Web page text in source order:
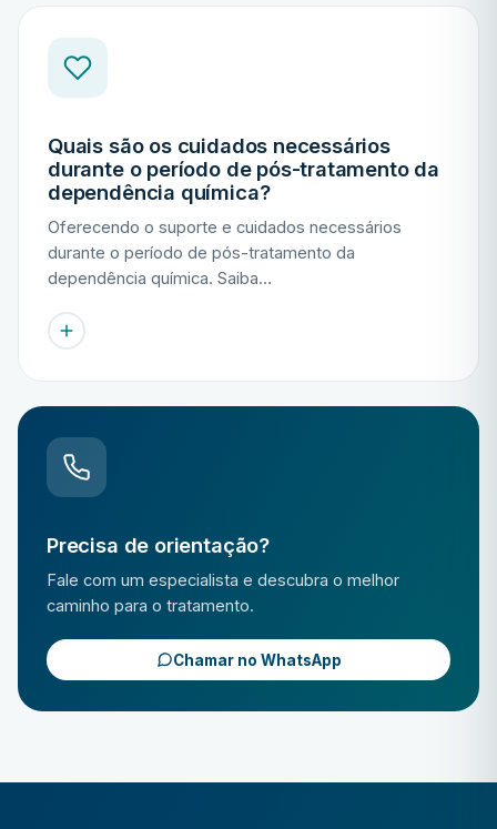
Quais são os cuidados necessários
durante o período de pós-tratamento da
dependência química?
Oferecendo o suporte e cuidados necessários
durante o período de pós-tratamento da
dependência química. Saiba…
Precisa de orientação?
Fale com um especialista e descubra o melhor
caminho para o tratamento.
Chamar no WhatsApp